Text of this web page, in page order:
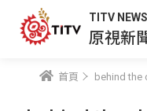
TITV NEWS
原視新
首頁 behind the